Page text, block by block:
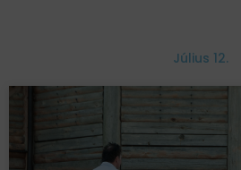
Július 12.